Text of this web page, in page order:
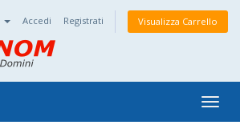
Accedi Registrati Visualizza Carrello